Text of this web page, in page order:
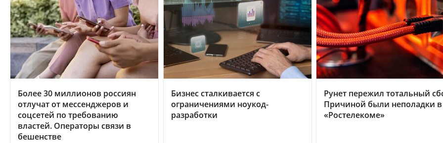
Более 30 миллионов россиян
отлучат от мессенджеров и
соцсетей по требованию
властей. Операторы связи в
бешенстве
Бизнес сталкивается с
ограничениями ноукод-
разработки
Рунет пережил тотальный
Причиной были неполадки в
«Ростелекоме»